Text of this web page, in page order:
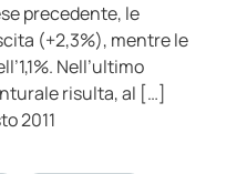
precedente, le
(+2,3%), mentre le
Nell’ultimo
risulta, al […]
2011